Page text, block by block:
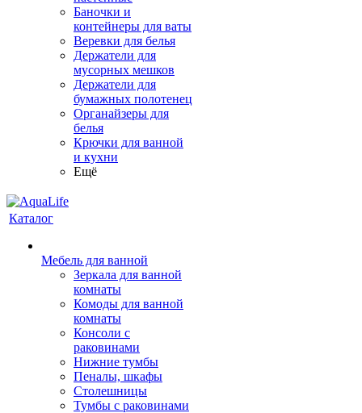
Баночки и
контейнеры для ваты
Веревки для белья
Держатели для
мусорных мешков
Держатели для
бумажных полотенец
Органайзеры для
белья
Крючки для ванной
и кухни
Ещё
Каталог
Мебель для ванной
Зеркала для ванной
комнаты
Комоды для ванной
комнаты
Консоли с
раковинами
Нижние тумбы
Пеналы, шкафы
Столешницы
Тумбы с раковинами